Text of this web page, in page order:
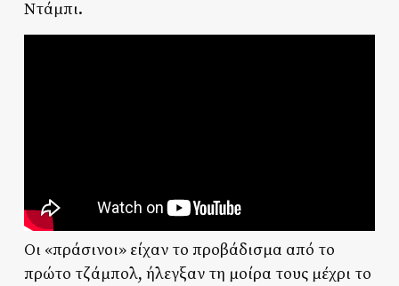
Ντάμπι.
Οι «πράσινοι» είχαν το προβάδισμα από το
πρώτο τζάμπολ, ήλεγξαν τη μοίρα τους μέχρι το